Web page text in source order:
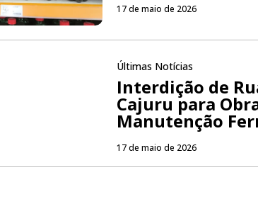
17 de maio de 2026
Últimas Notícias
Interdição de
Cajuru para
Manutenção
17 de maio de 2026